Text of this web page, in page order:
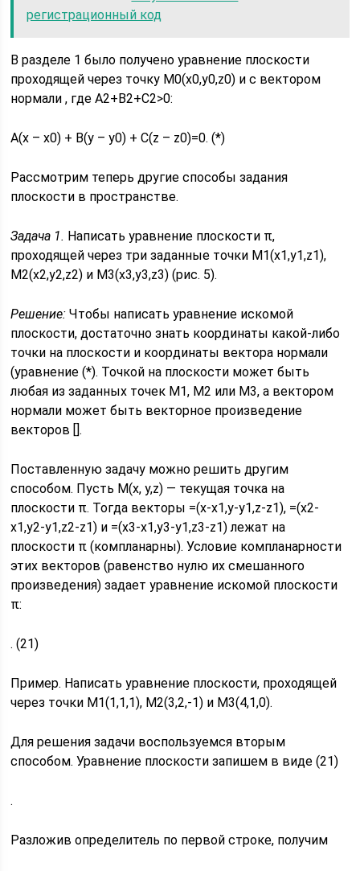
регистрационный код
В разделе 1 было получено уравнение плоскости
проходящей через точку М0(x0,y0,z0) и с вектором
нормали , где A2+B2+C2>0:
A(x – x0) + B(y – y0) + C(z – z0)=0. (*)
Рассмотрим теперь другие способы задания
плоскости в пространстве.
Задача 1. Написать уравнение плоскости π,
проходящей через три заданные точки М1(x1,y1,z1),
М2(x2,y2,z2) и М3(x3,y3,z3) (рис. 5).
Решение: Чтобы написать уравнение искомой
плоскости, достаточно знать координаты какой-либо
точки на плоскости и координаты вектора нормали
(уравнение (*). Точкой на плоскости может быть
любая из заданных точек М1, М2 или М3, а вектором
нормали может быть векторное произведение
векторов [].
Поставленную задачу можно решить другим
способом. Пусть М(x, y,z) — текущая точка на
плоскости π. Тогда векторы =(x-x1,y-y1,z-z1), =(x2-
x1,y2-y1,z2-z1) и =(x3-x1,y3-y1,z3-z1) лежат на
плоскости π (компланарны). Условие компланарности
этих векторов (равенство нулю их смешанного
произведения) задает уравнение искомой плоскости
π:
. (21)
Пример. Написать уравнение плоскости, проходящей
через точки М1(1,1,1), М2(3,2,-1) и М3(4,1,0).
Для решения задачи воспользуемся вторым
способом. Уравнение плоскости запишем в виде (21)
.
Разложив определитель по первой строке, получим